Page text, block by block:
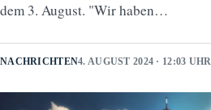
dem 3. August. "Wir haben…
NACHRICHTEN4. AUGUST 2024 · 12:03 UHR